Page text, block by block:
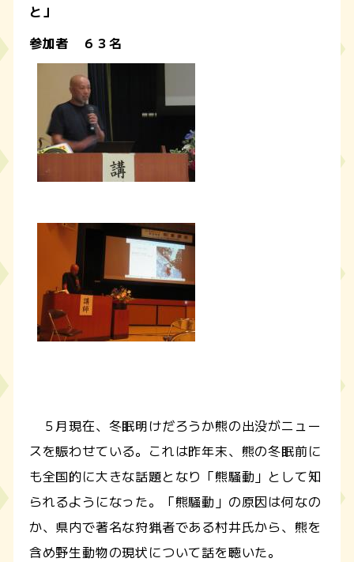
と」
参加者 ６３名
５月現在、冬眠明けだろうか熊の出没がニュー
スを賑わせている。これは昨年末、熊の冬眠前に
も全国的に大きな話題となり「熊騒動」として知
られるようになった。「熊騒動」の原因は何なの
か、県内で著名な狩猟者である村井氏から、熊を
含め野生動物の現状について話を聴いた。